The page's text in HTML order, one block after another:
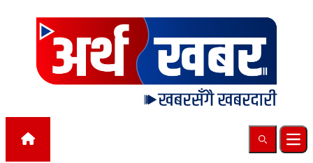
Skip to content
Search